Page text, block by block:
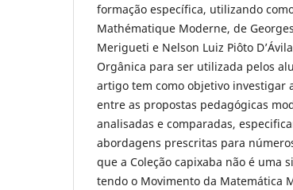
formação específica, utilizando
Mathématique Moderne, de
Merigueti e Nelson Luiz Piôto
Orgânica para ser utilizada pelos
artigo tem como objetivo investigar
entre as propostas pedagógicas
analisadas e comparadas,
abordagens prescritas para
que a Coleção capixaba não é uma
tendo o Movimento da Matemática